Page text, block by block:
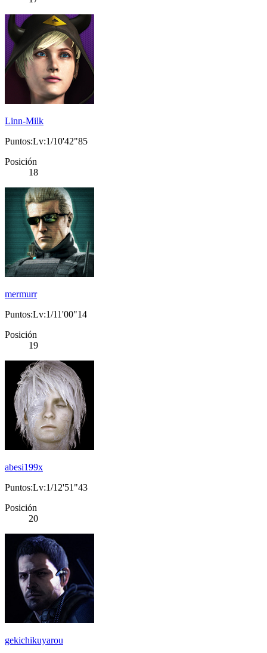
Linn-Milk
Puntos:Lv:1/10'42"85
Posición
18
mermurr
Puntos:Lv:1/11'00"14
Posición
19
abesi199x
Puntos:Lv:1/12'51"43
Posición
20
gekichikuyarou